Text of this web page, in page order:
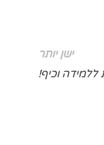
ישן יותר
וכיף!